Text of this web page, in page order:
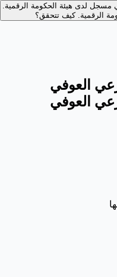
لدى هيئة الحكومة الرقمية.
الرقمية.كيف تتحقق؟
العوفي
العوفي